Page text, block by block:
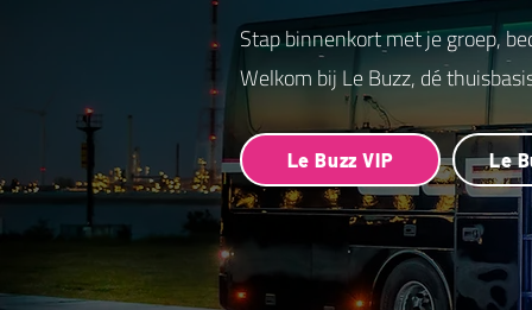
Stap binnenkort met je groep,
Welkom bij Le Buzz, dé
Le Buzz VIP Le